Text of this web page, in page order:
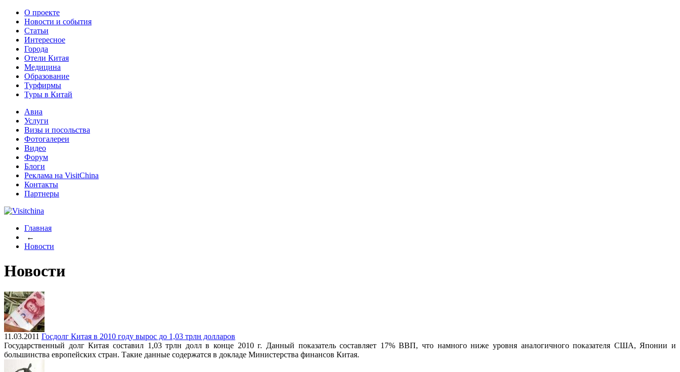
О проекте
Новости и события
Статьи
Интересное
Города
Отели Китая
Медицина
Образование
Турфирмы
Туры в Китай
Авиа
Услуги
Визы и посольства
Фотогалереи
Видео
Форум
Блоги
Реклама на VisitChina
Контакты
Партнеры
Главная
←
Новости
Новости
11.03.2011 Госдолг Китая в 2010 году вырос до 1,03 трлн долларов
Государственный долг Китая составил 1,03 трлн долл в конце 2010 г. Данный показатель составляет 17% ВВП, что намного ниже уровня аналогичного показателя США, Японии и
большинства европейских стран. Такие данные содержатся в докладе Министерства финансов Китая.